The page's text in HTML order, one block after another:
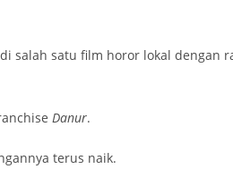
salah satu film horor lokal dengan
Danur.
terus naik.